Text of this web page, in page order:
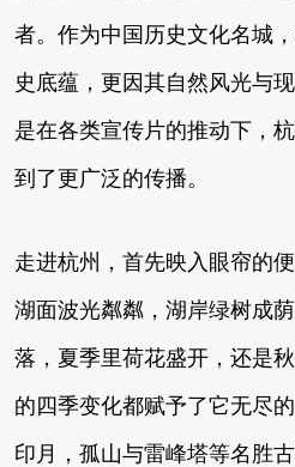
者。作为中国历史文化名城
史底蕴，更因其自然风光与
是在各类宣传片的推动下，
到了更广泛的传播。
走进杭州，首先映入眼帘的
湖面波光粼粼，湖岸绿树成
落，夏季里荷花盛开，还是
的四季变化都赋予了它无尽
印月，孤山与雷峰塔等名胜